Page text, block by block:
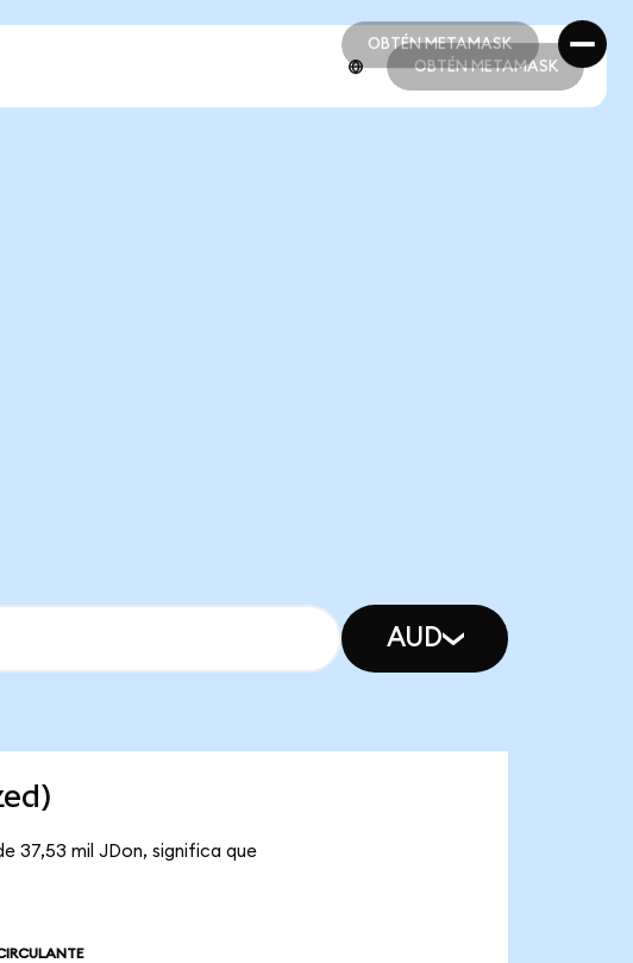
OBTÉN METAMASK
OBTÉN METAMASK
OBTÉN METAMASK
AUD
37,53 mil JDon, significa que